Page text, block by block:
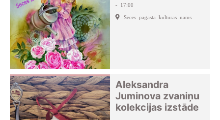
- 17:00
Seces pagasta kultūras nams
Aleksandra
Juminova zvaniņu
kolekcijas izstāde